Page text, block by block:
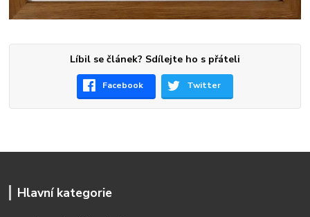
Líbil se článek? Sdílejte ho s přáteli
Facebook Twitter
Hlavní kategorie